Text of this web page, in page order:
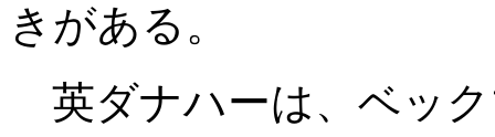
きがある。
英ダナハーは、ベッ